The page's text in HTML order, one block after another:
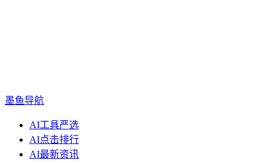
墨鱼导航
AI工具严选
AI点击排行
AI最新资讯